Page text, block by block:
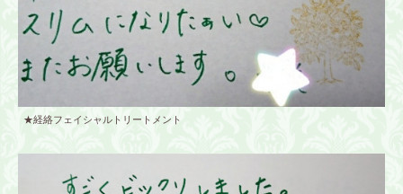
★経絡フェイシャルトリートメント